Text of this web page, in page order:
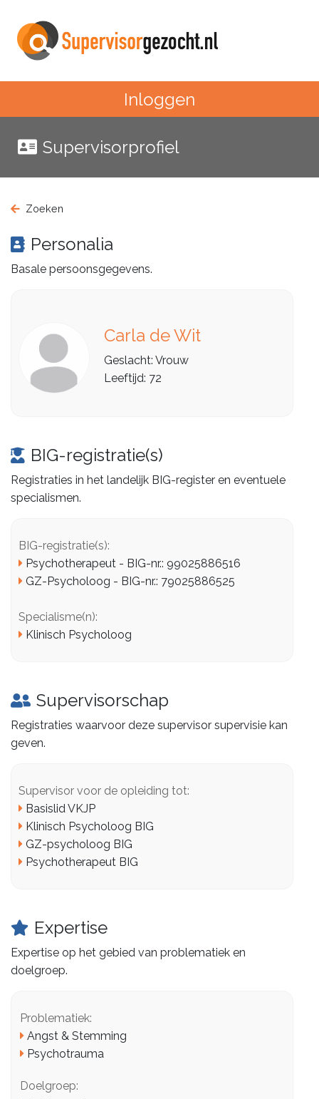
Inloggen
Supervisorprofiel
Zoeken
Personalia
Basale persoonsgegevens.
Carla de Wit
Geslacht: Vrouw
Leeftijd: 72
BIG-registratie(s)
Registraties in het landelijk BIG-register en eventuele
specialismen.
BIG-registratie(s):
Psychotherapeut - BIG-nr.: 99025886516
GZ-Psycholoog - BIG-nr.: 79025886525
Specialisme(n):
Klinisch Psycholoog
Supervisorschap
Registraties waarvoor deze supervisor supervisie kan
geven.
Supervisor voor de opleiding tot:
Basislid VKJP
Klinisch Psycholoog BIG
GZ-psycholoog BIG
Psychotherapeut BIG
Expertise
Expertise op het gebied van problematiek en
doelgroep.
Problematiek:
Angst & Stemming
Psychotrauma
Doelgroep: